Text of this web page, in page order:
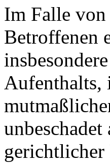
Im Falle von
Betroffenen
Aufenthalts,
gerichtlicher